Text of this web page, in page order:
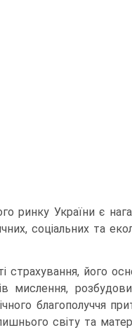
ринку України є
соціальних та
страхування, його
мислення,
благополуччя
світу та